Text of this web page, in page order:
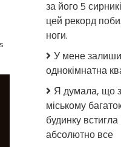
за його 5
цей рекорд
ноги.
У мене
однокімнатна
Я думала, що
міському
будинку
абсолютно все